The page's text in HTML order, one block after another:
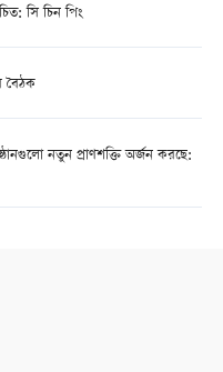
সি চিন পিং
বৈঠক
নতুন প্রাণশক্তি অর্জন করছে: